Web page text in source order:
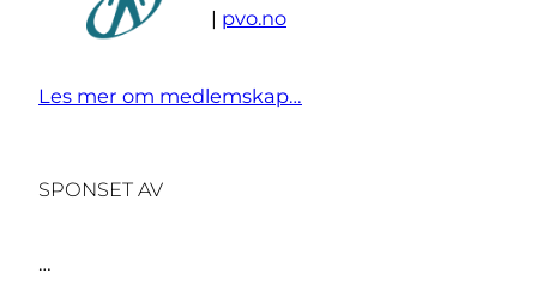
| pvo.no
Les mer om medlemskap…
SPONSET AV
…